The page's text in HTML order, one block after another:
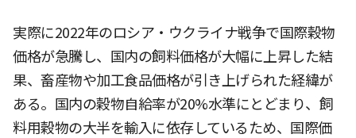
実際に2022年のロシア・ウクライナ戦争で国際穀物
価格が急騰し、国内の飼料価格が大幅に上昇した結
果、畜産物や加工食品価格が引き上げられた経緯が
ある。国内の穀物自給率が20%水準にとどまり、飼
料用穀物の大半を輸入に依存しているため、国際価